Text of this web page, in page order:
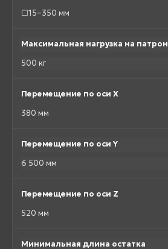
□15–350 мм
Максимальная нагрузка на патрон
500 кг
Перемещение по оси X
380 мм
Перемещение по оси Y
6 500 мм
Перемещение по оси Z
520 мм
Минимальная длина остатка